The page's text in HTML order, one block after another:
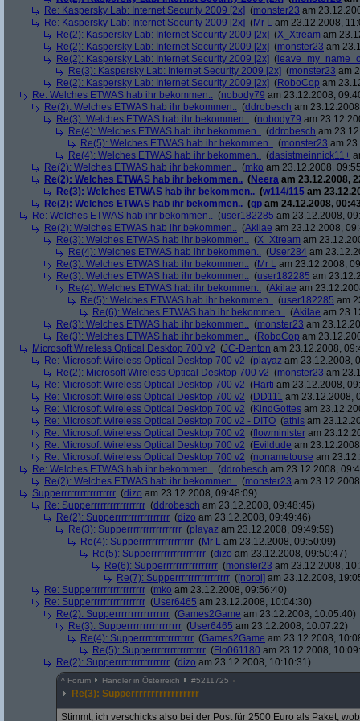
Re: Kaspersky Lab: Internet Security 2009 [2x] (monster23 am
Re: Kaspersky Lab: Internet Security 2009 [2x] (Mr L am 23.12.2008,
Re(2): Kaspersky Lab: Internet Security 2009 [2x] (X_Xtream am
Re(2): Kaspersky Lab: Internet Security 2009 [2x] (monster23 am
Re(2): Kaspersky Lab: Internet Security 2009 [2x] (
Re(3): Kaspersky Lab: Internet Security 2009 [2x] (monster23 am
Re(2): Kaspersky Lab: Internet Security 2009 [2x] (RoboCop am
Re: Welches ETWAS hab ihr bekommen.. (nobody79 am 23.12.2008,
Re(2): Welches ETWAS hab ihr bekommen.. (ddrobesch am
Re(3): Welches ETWAS hab ihr bekommen.. (nobody79 am
Re(4): Welches ETWAS hab ihr bekommen.. (ddrobesch am
Re(5): Welches ETWAS hab ihr bekommen.. (monster23 am
Re(4): Welches ETWAS hab ihr bekommen.. (dasistmeinnick11+
Re(2): Welches ETWAS hab ihr bekommen.. (mko am 23.12.2008,
Re(2): Welches ETWAS hab ihr bekommen.. (Neera am 23.12.2008,
Re(3): Welches ETWAS hab ihr bekommen.. (w114/115 am
Re(2): Welches ETWAS hab ihr bekommen.. (gp am 24.12.2008,
Re: Welches ETWAS hab ihr bekommen.. (user182285 am 23.12.2008,
Re(2): Welches ETWAS hab ihr bekommen.. (Akilae am 23.12.2008,
Re(3): Welches ETWAS hab ihr bekommen.. (X_Xtream am
Re(4): Welches ETWAS hab ihr bekommen.. (User284 am
Re(3): Welches ETWAS hab ihr bekommen.. (Mr L am 23.12.2008,
Re(3): Welches ETWAS hab ihr bekommen.. (user182285 am
Re(4): Welches ETWAS hab ihr bekommen.. (Akilae am
Re(5): Welches ETWAS hab ihr bekommen.. (user182285 am
Re(6): Welches ETWAS hab ihr bekommen.. (Akilae am
Re(3): Welches ETWAS hab ihr bekommen.. (monster23 am
Re(3): Welches ETWAS hab ihr bekommen.. (RoboCop am
Microsoft Wireless Optical Desktop 700 v2 (JC-Denton am 23.12.2008,
Re: Microsoft Wireless Optical Desktop 700 v2 (playaz am 23.12.2008,
Re(2): Microsoft Wireless Optical Desktop 700 v2 (monster23 am
Re: Microsoft Wireless Optical Desktop 700 v2 (Harti am 23.12.2008,
Re: Microsoft Wireless Optical Desktop 700 v2 (DD111 am 23.12.2008,
Re: Microsoft Wireless Optical Desktop 700 v2 (KindGottes am
Re: Microsoft Wireless Optical Desktop 700 v2 - DITO (athis am
Re: Microsoft Wireless Optical Desktop 700 v2 (flowminister am
Re: Microsoft Wireless Optical Desktop 700 v2 (Evildude am
Re: Microsoft Wireless Optical Desktop 700 v2 (nonametouse am
Re: Welches ETWAS hab ihr bekommen.. (ddrobesch am 23.12.2008,
Re(2): Welches ETWAS hab ihr bekommen.. (monster23 am
Supperrrrrrrrrrrrrrrrr (dizo am 23.12.2008, 09:48:09)
Re: Supperrrrrrrrrrrrrrrrr (ddrobesch am 23.12.2008, 09:48:45)
Re(2): Supperrrrrrrrrrrrrrrrr (dizo am 23.12.2008, 09:49:46)
Re(3): Supperrrrrrrrrrrrrrrrr (playaz am 23.12.2008, 09:49:59)
Re(4): Supperrrrrrrrrrrrrrrrr (Mr L am 23.12.2008, 09:50:09)
Re(5): Supperrrrrrrrrrrrrrrrr (dizo am 23.12.2008, 09:50:47)
Re(6): Supperrrrrrrrrrrrrrrrr (monster23 am 23.12.2008,
Re(7): Supperrrrrrrrrrrrrrrrr ([norbi] am 23.12.2008,
Re: Supperrrrrrrrrrrrrrrrr (mko am 23.12.2008, 09:56:40)
Re: Supperrrrrrrrrrrrrrrrr (User6465 am 23.12.2008, 10:04:30)
Re(2): Supperrrrrrrrrrrrrrrrr (Games2Game am 23.12.2008, 10:05:40)
Re(3): Supperrrrrrrrrrrrrrrrr (User6465 am 23.12.2008, 10:07:22)
Re(4): Supperrrrrrrrrrrrrrrrr (Games2Game am 23.12.2008,
Re(5): Supperrrrrrrrrrrrrrrrr (Flo061180 am 23.12.2008,
Re(2): Supperrrrrrrrrrrrrrrrr (dizo am 23.12.2008, 10:10:31)
^ Forum Händler in Österreich #5211725
Re(3): Supperrrrrrrrrrrrrrrrr
Stimmt, ich verschicks also bei der Post für 2500 Euro als Paket,